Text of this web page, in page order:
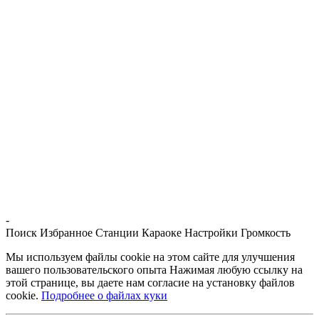
-
Поиск Избранное Станции Караоке Настройки Громкость
Мы используем файлы cookie на этом сайте для улучшения
вашего пользовательского опыта Нажимая любую ссылку на
этой странице, вы даете нам согласие на установку файлов
cookie. Подробнее о файлах куки